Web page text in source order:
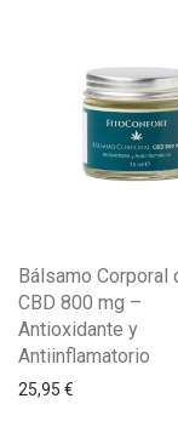
Bálsamo Corporal
CBD 800 mg –
Antioxidante y
Antiinflamatorio
25,95 €